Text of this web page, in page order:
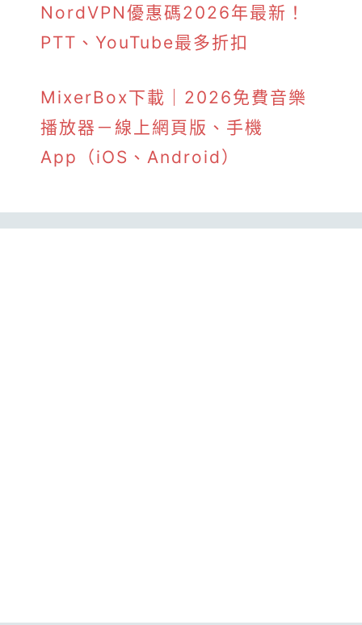
NordVPN優惠碼2026年最新！
PTT、YouTube最多折扣
MixerBox下載｜2026免費音樂
播放器－線上網頁版、手機
App（iOS、Android）